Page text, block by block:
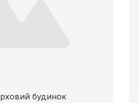
будинок